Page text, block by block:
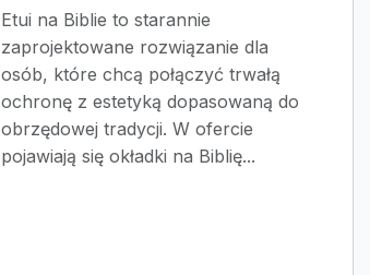
Etui na Biblie to starannie
zaprojektowane rozwiązanie dla
osób, które chcą połączyć trwałą
ochronę z estetyką dopasowaną do
obrzędowej tradycji. W ofercie
pojawiają się okładki na Biblię...